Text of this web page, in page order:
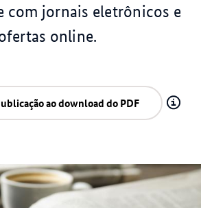
com jornais eletrônicos e
online.
ao download do PDF